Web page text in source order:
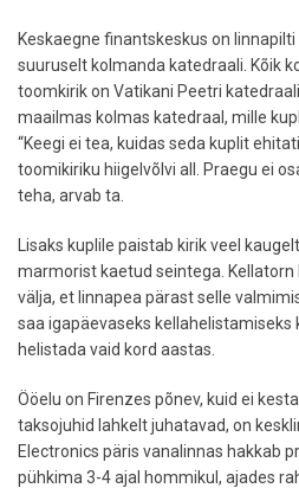
Keskaegne finantskeskus on
suuruselt kolmanda katedraali. Kõik
toomkirik on Vatikani Peetri
maailmas kolmas katedraal, mille
“Keegi ei tea, kuidas seda kuplit
toomikiriku hiigelvõlvi all. Praegu ei
teha, arvab ta.
Lisaks kuplile paistab kirik veel
marmorist kaetud seintega. Kellatorn
välja, et linnapea pärast selle
saa igapäevaseks kellahelistamiseks
helistada vaid kord aastas.
Ööelu on Firenzes põnev, kuid ei
taksojuhid lahkelt juhatavad, on
Electronics päris vanalinnas hakkab
pühkima 3-4 ajal hommikul, ajades